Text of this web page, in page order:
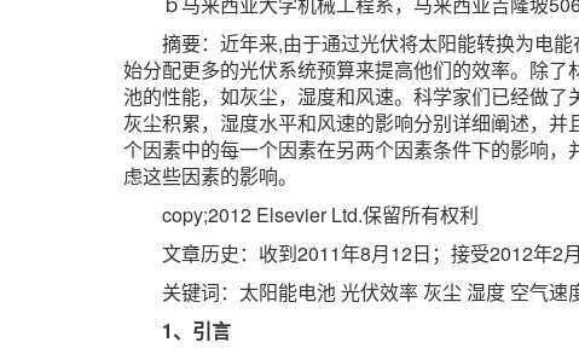
摘要：近年来,由于通过光伏将太阳能转换为电
始分配更多的光伏系统预算来提高他们的效率。除
池的性能，如灰尘，湿度和风速。科学家们已经做
灰尘积累，湿度水平和风速的影响分别详细阐述，
个因素中的每一个因素在另两个因素条件下的影响
虑这些因素的影响。
copy;2012 Elsevier Ltd.保留所有权利
文章历史：收到2011年8月12日；接受2012年2
关键词：太阳能电池 光伏效率 灰尘 湿度 空气速
1、引言